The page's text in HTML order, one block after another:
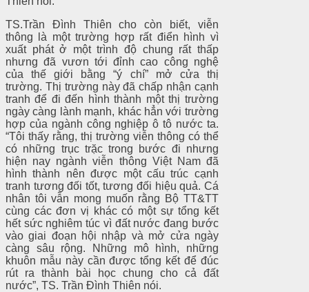
TS.Trần Đình Thiên cho còn biết, viễn
thông là một trường hợp rất điển hình vì
xuất phát ở một trình độ chung rất thấp
nhưng đã vươn tới đỉnh cao công nghệ
của thế giới bằng “ý chí” mở cửa thị
trường. Thị trường này đã chấp nhận cạnh
tranh để đi đến hình thành một thị trường
ngày càng lành mạnh, khác hẳn với trường
hợp của ngành công nghiệp ô tô nước ta.
“Tôi thấy rằng, thị trường viễn thông có thể
có những trục trặc trong bước đi nhưng
hiện nay ngành viễn thông Việt Nam đã
hình thành nên được một cấu trúc cạnh
tranh tương đối tốt, tương đối hiệu quả. Cá
nhân tôi vẫn mong muốn rằng Bộ TT&TT
cùng các đơn vị khác có một sự tổng kết
hết sức nghiêm túc vì đất nước đang bước
vào giai đoạn hội nhập và mở cửa ngày
càng sâu rộng. Những mô hình, những
khuôn mẫu này cần được tổng kết để đúc
rút ra thành bài học chung cho cả đất
nước”, TS. Trần Đình Thiên nói.